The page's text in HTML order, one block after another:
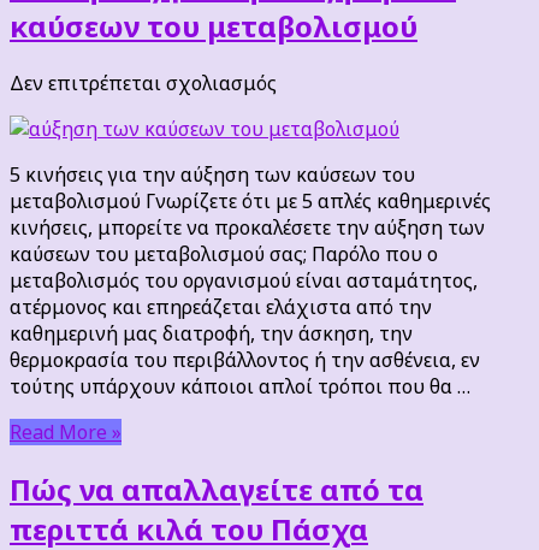
καύσεων του μεταβολισμού
Δεν επιτρέπεται σχολιασμός
κινήσεις
την
αύξηση
των
καύσεων
του
μεταβολισμού
5 κινήσεις για την αύξηση των καύσεων του
μεταβολισμού Γνωρίζετε ότι με 5 απλές καθημερινές
κινήσεις, μπορείτε να προκαλέσετε την αύξηση των
καύσεων του μεταβολισμού σας; Παρόλο που ο
μεταβολισμός του οργανισμού είναι ασταμάτητος,
ατέρμονος και επηρεάζεται ελάχιστα από την
καθημερινή μας διατροφή, την άσκηση, την
θερμοκρασία του περιβάλλοντος ή την ασθένεια, εν
τούτης υπάρχουν κάποιοι απλοί τρόποι που θα …
Read More »
Πώς να απαλλαγείτε από τα
περιττά κιλά του Πάσχα